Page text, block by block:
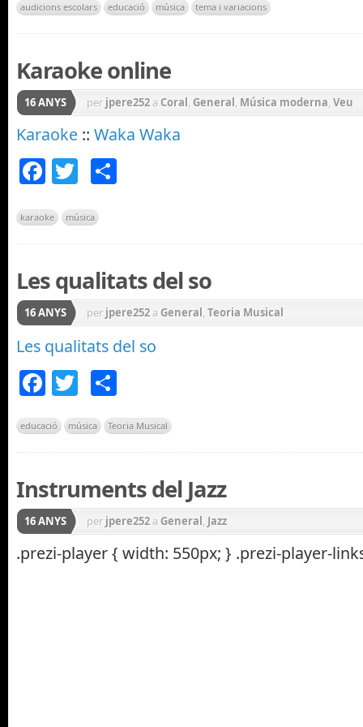
audicions escolars educació música tema i variacions
Karaoke online
16 ANYS per jpere252 a Coral, General, Música moderna, Veu
Karaoke :: Waka Waka
Facebook
Twitter
karaoke música
Les qualitats del so
16 ANYS per jpere252 a General, Teoria Musical
Les qualitats del so
Facebook
Twitter
educació música Teoria Musical
Instruments del Jazz
16 ANYS per jpere252 a General, Jazz
.prezi-player { width: 550px; } .prezi-player-